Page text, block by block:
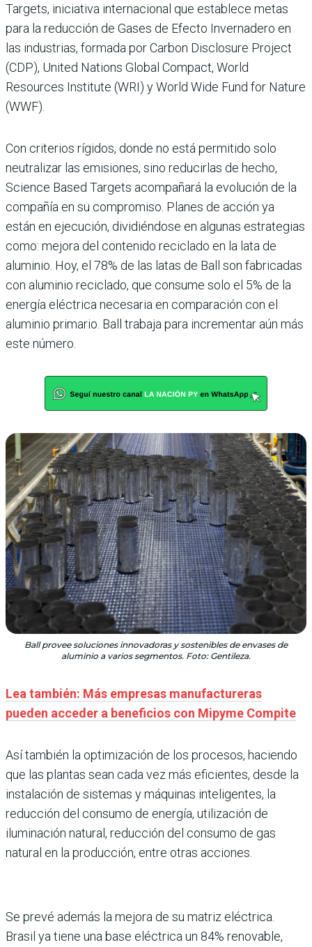
Targets, iniciativa internacional que establece metas
para la reducción de Gases de Efecto Invernadero en
las industrias, formada por Carbon Disclosure Project
(CDP), United Nations Global Compact, World
Resources Institute (WRI) y World Wide Fund for Nature
(WWF).
Con criterios rígidos, donde no está permitido solo
neutralizar las emisiones, sino reducirlas de hecho,
Science Based Targets acompañará la evolución de la
compañía en su compromiso. Planes de acción ya
están en ejecución, dividiéndose en algunas estrategias
como: mejora del contenido reciclado en la lata de
aluminio. Hoy, el 78% de las latas de Ball son fabricadas
con aluminio reciclado, que consume solo el 5% de la
energía eléctrica necesaria en comparación con el
aluminio primario. Ball trabaja para incrementar aún más
este número.
Ball provee soluciones innovadoras y sostenibles de envases de
aluminio a varios segmentos. Foto: Gentileza.
Lea también: Más empresas manufactureras
pueden acceder a beneficios con Mipyme Compite
Así también la optimización de los procesos, haciendo
que las plantas sean cada vez más eficientes, desde la
instalación de sistemas y máquinas inteligentes, la
reducción del consumo de energía, utilización de
iluminación natural, reducción del consumo de gas
natural en la producción, entre otras acciones.
Se prevé además la mejora de su matriz eléctrica.
Brasil ya tiene una base eléctrica un 84% renovable,